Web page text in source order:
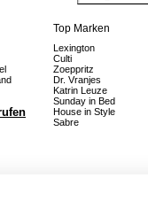
Top Marken
Lexington
Culti
Zoeppritz
Dr. Vranjes
Katrin Leuze
Sunday in Bed
House in Style
Sabre